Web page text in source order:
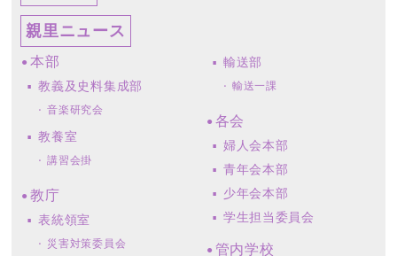
親里ニュース
本部
教義及史料集成部
音楽研究会
教養室
講習会掛
教庁
表統領室
災害対策委員会
輸送部
輸送一課
各会
婦人会本部
青年会本部
少年会本部
学生担当委員会
管内学校